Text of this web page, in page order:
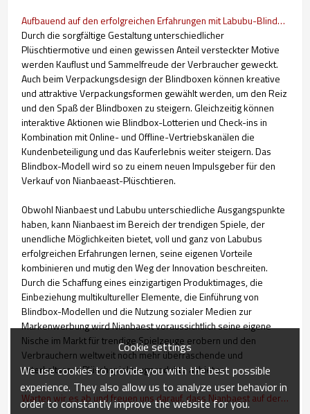
Aufbauend auf den erfolgreichen Erfahrungen mit Labubu-Blindboxen hat Nianbaest eine eigene Plüschtierserie mit Blindboxen auf den Markt gebracht.
Durch die sorgfältige Gestaltung unterschiedlicher
Plüschtiermotive und einen gewissen Anteil versteckter Motive
werden Kauflust und Sammelfreude der Verbraucher geweckt.
Auch beim Verpackungsdesign der Blindboxen können kreative
und attraktive Verpackungsformen gewählt werden, um den Reiz
und den Spaß der Blindboxen zu steigern. Gleichzeitig können
interaktive Aktionen wie Blindbox-Lotterien und Check-ins in
Kombination mit Online- und Offline-Vertriebskanälen die
Kundenbeteiligung und das Kauferlebnis weiter steigern. Das
Blindbox-Modell wird so zu einem neuen Impulsgeber für den
Verkauf von Nianbaeast-Plüschtieren.
Obwohl Nianbaest und Labubu unterschiedliche Ausgangspunkte
haben, kann Nianbaest im Bereich der trendigen Spiele, der
unendliche Möglichkeiten bietet, voll und ganz von Labubus
erfolgreichen Erfahrungen lernen, seine eigenen Vorteile
kombinieren und mutig den Weg der Innovation beschreiten.
Durch die Schaffung eines einzigartigen Produktimages, die
Einbeziehung multikultureller Elemente, die Einführung von
Blindbox-Modellen und die Nutzung sozialer Medien zur
Markenwerbung wird Nianbaest voraussichtlich seine eigene
Nische im Markt für trendige Spielzeuge erobern und den
Verbrauchern weltweit noch mehr überraschende und
unterhaltsame Plüschspielzeugprodukte anbieten.
Warten wir es ab und freuen uns darauf, dass Nianbaest auf der Trendbühne glänzt und sein eigenes brillantes Kapitel schreibt
Cookie settings
We use cookies to provide you with the best possible
experience. They also allow us to analyze user behavior in
order to constantly improve the website for you.